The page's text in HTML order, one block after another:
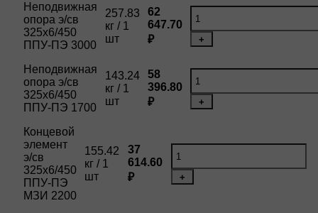
Неподвижная
опора э/св
325х6/450
ППУ-ПЭ 3000
257.83
кг / 1
шт
62
647.70
₽
+
Неподвижная
опора э/св
325х6/450
ППУ-ПЭ 1700
143.24
кг / 1
шт
58
396.80
₽
+
Концевой
элемент
э/св
325х6/450
ППУ-ПЭ
МЗИ 2200
155.42
кг / 1
шт
37
614.60
₽
+